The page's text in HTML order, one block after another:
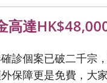
高達
診個案已破二千宗
保障更是免費，大